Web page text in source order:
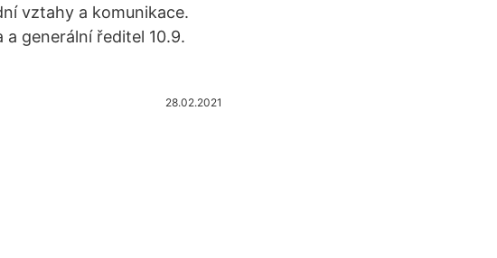
vztahy a komunikace.
generální ředitel 10.9.
28.02.2021